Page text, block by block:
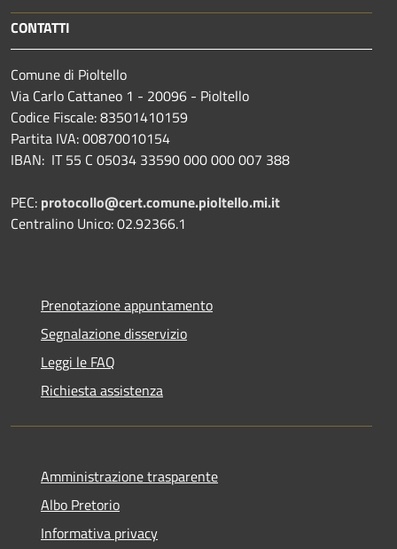
CONTATTI
Comune di Pioltello
Via Carlo Cattaneo 1 - 20096 - Pioltello
Codice Fiscale: 83501410159
Partita IVA: 00870010154
IBAN: IT 55 C 05034 33590 000 000 007 388
PEC: protocollo@cert.comune.pioltello.mi.it
Centralino Unico: 02.92366.1
Prenotazione appuntamento
Segnalazione disservizio
Leggi le FAQ
Richiesta assistenza
Amministrazione trasparente
Albo Pretorio
Informativa privacy